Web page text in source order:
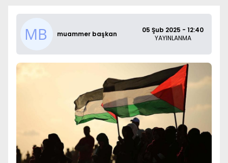
muammer başkan
05 Şub 2025 - 12:40
YAYINLANMA